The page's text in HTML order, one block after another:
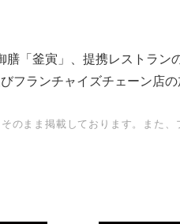
「釜寅」、提携レストラン
フランチャイズチェーン店
のまま掲載しております。また